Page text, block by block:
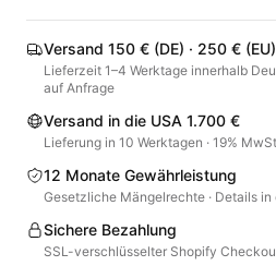
Versand 150 € (DE) · 250 € (EU)
Lieferzeit 1–4 Werktage innerhalb
auf Anfrage
Versand in die USA 1.700 €
Lieferung in 10 Werktagen · 19%
12 Monate Gewährleistung
Gesetzliche Mängelrechte · Details in
Sichere Bezahlung
SSL-verschlüsselter Shopify